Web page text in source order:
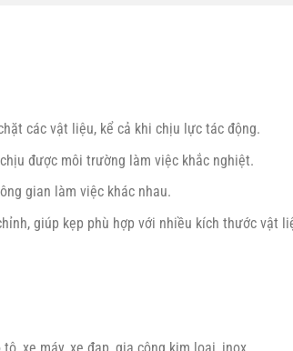
các vật liệu, kể cả khi chịu lực tác động.
được môi trường làm việc khắc nghiệt.
gian làm việc khác nhau.
giúp kẹp phù hợp với nhiều kích thước vật